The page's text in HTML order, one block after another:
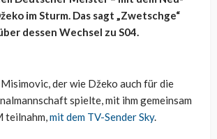
im Sturm. Das sagt „Zwetschge“
dessen Wechsel zu S04.
der wie Džeko auch für die
spielte, mit ihm gemeinsam
teilnahm,mit dem TV-Sender Sky.